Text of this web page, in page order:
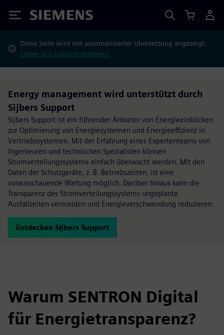
Siemens
Diese Seite wird mit automatisierter Übersetzung angezeigt.
Lieber auf Englisch ansehen?
Energy management wird unterstützt durch
Sijbers Support
Sijbers Support ist ein führender Anbieter von Energieeinblicken
zur Optimierung von Energiesystemen und Energieeffizienz in
Vertriebssystemen. Mit der Erfahrung eines Expertenteams von
Ingenieuren und technischen Spezialisten können
Stromverteilungssysteme einfach überwacht werden. Mit den
Daten der Schutzgeräte, z. B. Betriebszeiten, ist eine
vorausschauende Wartung möglich. Darüber hinaus kann die
Transparenz des Stromverteilungssystems ungeplante
Ausfallzeiten vermeiden und Energieverschwendung reduzieren.
Entdecken Sijbers Support
Warum SENTRON Digital
für Energietransparenz?